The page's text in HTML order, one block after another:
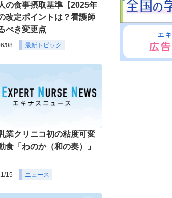
の食事摂取基準【2025年
改定ポイントは？看護師
べき変更点
08 最新トピック
業クリニコ初の粘度可変
食「わのか（和の奏）」
15 ニュース